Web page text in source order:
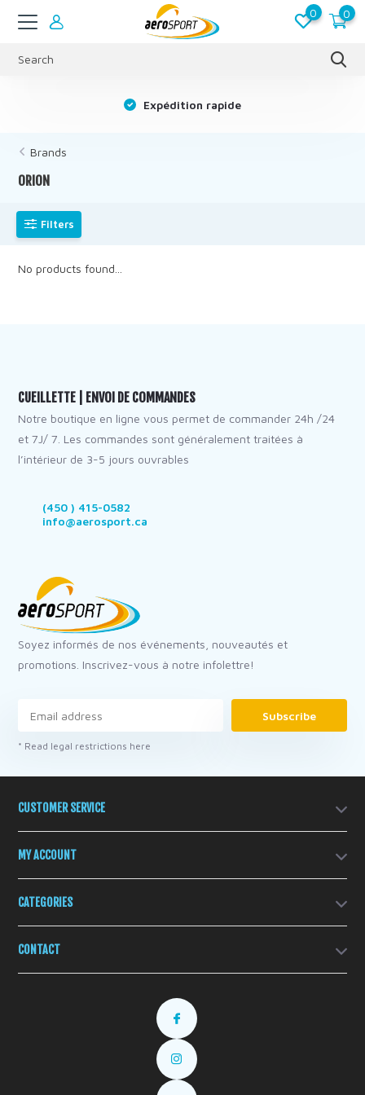
0 0
Expédition rapide
Brands
ORION
Filters
No products found...
CUEILLETTE | ENVOI DE COMMANDES
Notre boutique en ligne vous permet de commander 24h /24
et 7J/ 7. Les commandes sont généralement traitées à
l’intérieur de 3-5 jours ouvrables
(450 ) 415-0582
info@aerosport.ca
Soyez informés de nos événements, nouveautés et
promotions. Inscrivez-vous à notre infolettre!
Subscribe
* Read legal restrictions here
CUSTOMER SERVICE
MY ACCOUNT
CATEGORIES
CONTACT